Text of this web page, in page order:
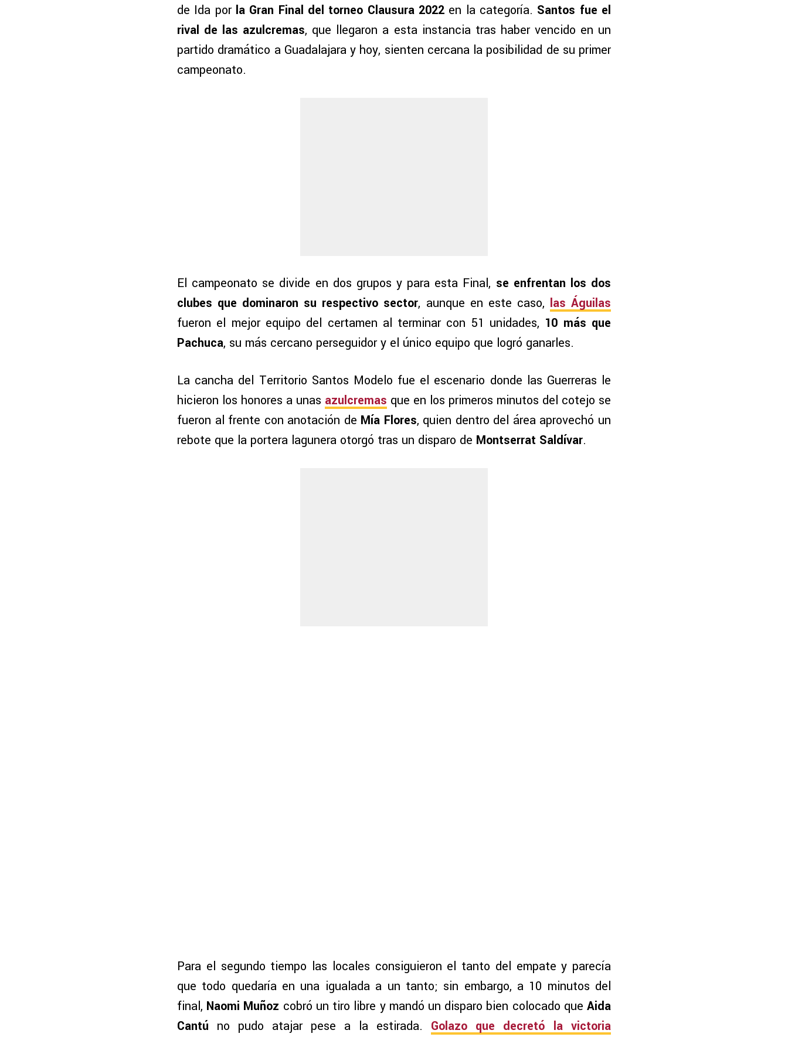
de Ida por la Gran Final del torneo Clausura 2022 en la categoría. Santos fue el
rival de las azulcremas, que llegaron a esta instancia tras haber vencido en un
partido dramático a Guadalajara y hoy, sienten cercana la posibilidad de su primer
campeonato.
El campeonato se divide en dos grupos y para esta Final, se enfrentan los dos
clubes que dominaron su respectivo sector, aunque en este caso, las Águilas
fueron el mejor equipo del certamen al terminar con 51 unidades, 10 más que
Pachuca, su más cercano perseguidor y el único equipo que logró ganarles.
La cancha del Territorio Santos Modelo fue el escenario donde las Guerreras le
hicieron los honores a unas azulcremas que en los primeros minutos del cotejo se
fueron al frente con anotación de Mía Flores, quien dentro del área aprovechó un
rebote que la portera lagunera otorgó tras un disparo de Montserrat Saldívar.
Para el segundo tiempo las locales consiguieron el tanto del empate y parecía
que todo quedaría en una igualada a un tanto; sin embargo, a 10 minutos del
final, Naomi Muñoz cobró un tiro libre y mandó un disparo bien colocado queAida
Cantú no pudo atajar pese a la estirada. Golazo que decretó la victoria